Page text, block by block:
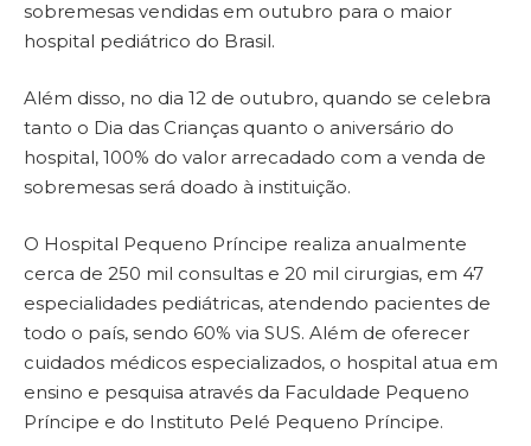
sobremesas vendidas em outubro para o maior
hospital pediátrico do Brasil.
Além disso, no dia 12 de outubro, quando se celebra
tanto o Dia das Crianças quanto o aniversário do
hospital, 100% do valor arrecadado com a venda de
sobremesas será doado à instituição.
O Hospital Pequeno Príncipe realiza anualmente
cerca de 250 mil consultas e 20 mil cirurgias, em 47
especialidades pediátricas, atendendo pacientes de
todo o país, sendo 60% via SUS. Além de oferecer
cuidados médicos especializados, o hospital atua em
ensino e pesquisa através da Faculdade Pequeno
Príncipe e do Instituto Pelé Pequeno Príncipe.